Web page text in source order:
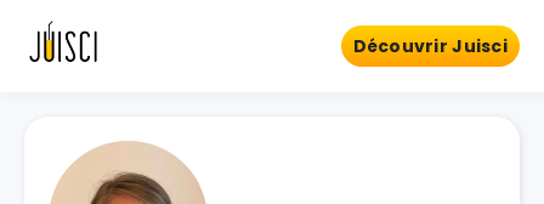
Découvrir Juisci